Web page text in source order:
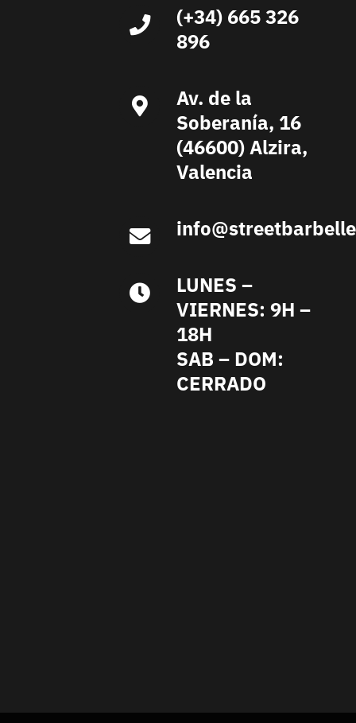
(+34) 665 326
896
Av. de la
Soberanía, 16
(46600) Alzira,
Valencia
LUNES –
VIERNES: 9H –
18H
SAB – DOM:
CERRADO